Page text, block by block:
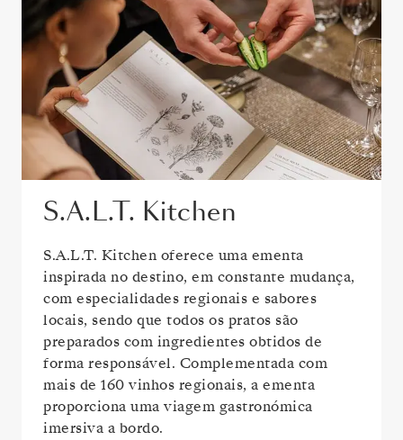
S.A.L.T. Kitchen
S.A.L.T. Kitchen oferece uma ementa
inspirada no destino, em constante mudança,
com especialidades regionais e sabores
locais, sendo que todos os pratos são
preparados com ingredientes obtidos de
forma responsável. Complementada com
mais de 160 vinhos regionais, a ementa
proporciona uma viagem gastronómica
imersiva a bordo.